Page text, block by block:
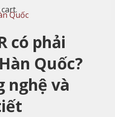
có phải
Quốc?
nghệ và